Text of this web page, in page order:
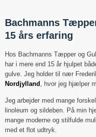
Bachmanns
15 års erfaring
Hos Bachmanns Tæpper og
har i mere end 15 år hjulpet
gulve. Jeg holder til nær
Nordjylland
, hvor jeg hjælper
Jeg arbejder med mange
linoleum og sildeben. På min
mange moderne og stilfulde
med et flot udtryk.